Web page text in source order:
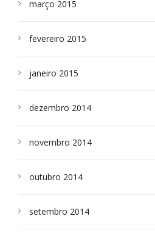
março 2015
fevereiro 2015
janeiro 2015
dezembro 2014
novembro 2014
outubro 2014
setembro 2014